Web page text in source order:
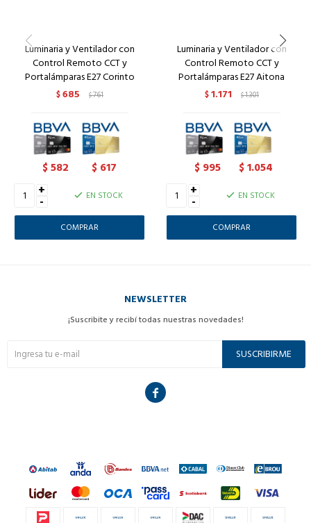
Luminaria y Ventilador con
Control Remoto CCT y
Portalámparas E27 Corinto
$685 $761
$582 $ 617
+
- EN STOCK
Luminaria y Ventilador con
Control Remoto CCT y
Portalámparas E27 Aitona
$1.171 $1.301
$ 995 $1.054
+
- EN STOCK
NEWSLETTER
¡Suscribite y recibí todas nuestras novedades!
SUSCRIBIRME
